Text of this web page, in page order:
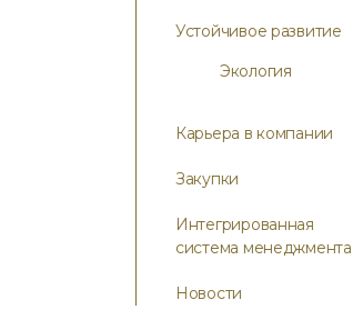
Устойчивое развитие
Экология
Карьера в компании
Закупки
Интегрированная
система менеджмента
Новости